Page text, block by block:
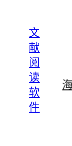
content
文
献
阅
读
软
件